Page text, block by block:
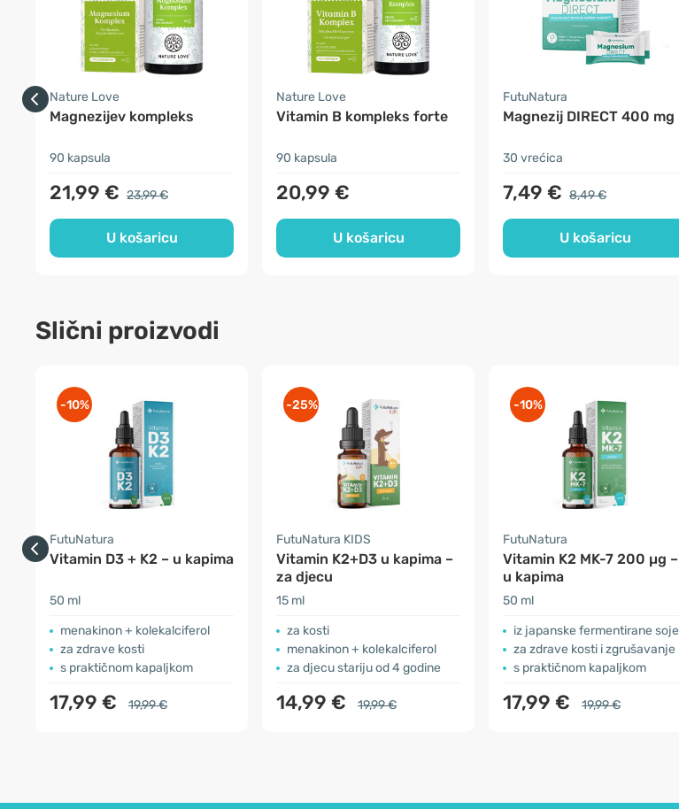
Nature Love
Magnezijev kompleks
90 kapsula
21,99 € 23,99 €
U košaricu
Nature Love
Vitamin B kompleks forte
90 kapsula
20,99 €
U košaricu
FutuNatura
Magnezij DIRECT 400 mg
30 vrećica
7,49 € 8,49 €
U košaricu
Slični proizvodi
-10%
FutuNatura
Vitamin D3 + K2 – u kapima
50 ml
menakinon + kolekalciferol
za zdrave kosti
s praktičnom kapaljkom
17,99 € 19,99 €
-25%
FutuNatura KIDS
Vitamin K2+D3 u kapima –
za djecu
15 ml
za kosti
menakinon + kolekalciferol
za djecu stariju od 4 godine
14,99 € 19,99 €
-10%
FutuNatura
Vitamin K2 MK-7 200 µg –
u kapima
50 ml
iz japanske fermentirane soje – natto
za zdrave kosti i zgrušavanje krvi
s praktičnom kapaljkom
17,99 € 19,99 €